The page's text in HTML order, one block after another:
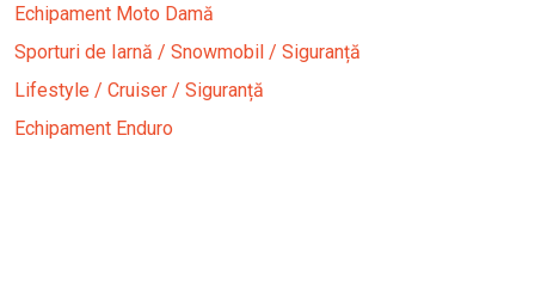
Echipament Moto Damă
Sporturi de Iarnă / Snowmobil / Siguranță
Lifestyle / Cruiser / Siguranță
Echipament Enduro